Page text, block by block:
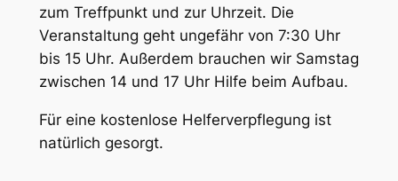
zum Treffpunkt und zur Uhrzeit. Die
Veranstaltung geht ungefähr von 7:30 Uhr
bis 15 Uhr. Außerdem brauchen wir Samstag
zwischen 14 und 17 Uhr Hilfe beim Aufbau.
Für eine kostenlose Helferverpflegung ist
natürlich gesorgt.